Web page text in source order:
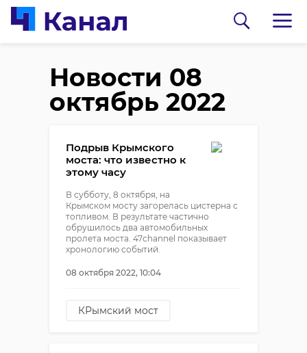
Новости 08
октябрь 2022
Подрыв Крымского
моста: что известно к
этому часу
В субботу, 8 октября, на
Крымском мосту загорелась цистерна с
топливом. В результате частично
обрушилось два автомобильных
пролета моста. 47сhannel показывает
хронологию событий.
08 октября 2022, 10:04
КРымский мост